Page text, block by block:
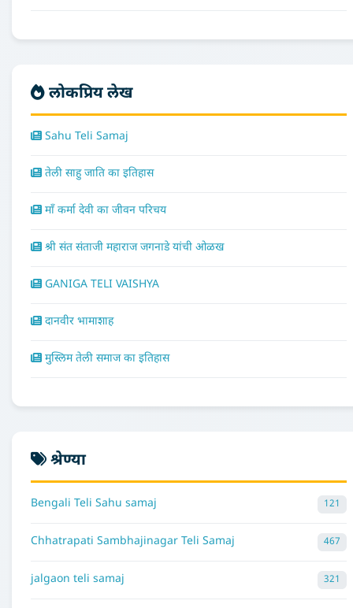
लोकप्रिय लेख
Sahu Teli Samaj
तेली साहु जाति का इतिहास
माँ कर्मा देवी का जीवन परिचय
श्री संत संताजी महाराज जगनाडे यांची ओळख
GANIGA TELI VAISHYA
दानवीर भामाशाह
मुस्लिम तेली समाज का इतिहास
श्रेण्या
Bengali Teli Sahu samaj 121
Chhatrapati Sambhajinagar Teli Samaj 467
jalgaon teli samaj 321